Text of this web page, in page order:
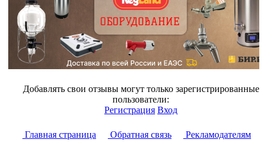
Добавлять свои отзывы могут только зарегистрированные
пользователи:
Регистрация Вход
Главная страница Обратная связь Рекламодателям